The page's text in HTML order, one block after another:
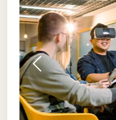
Forrige